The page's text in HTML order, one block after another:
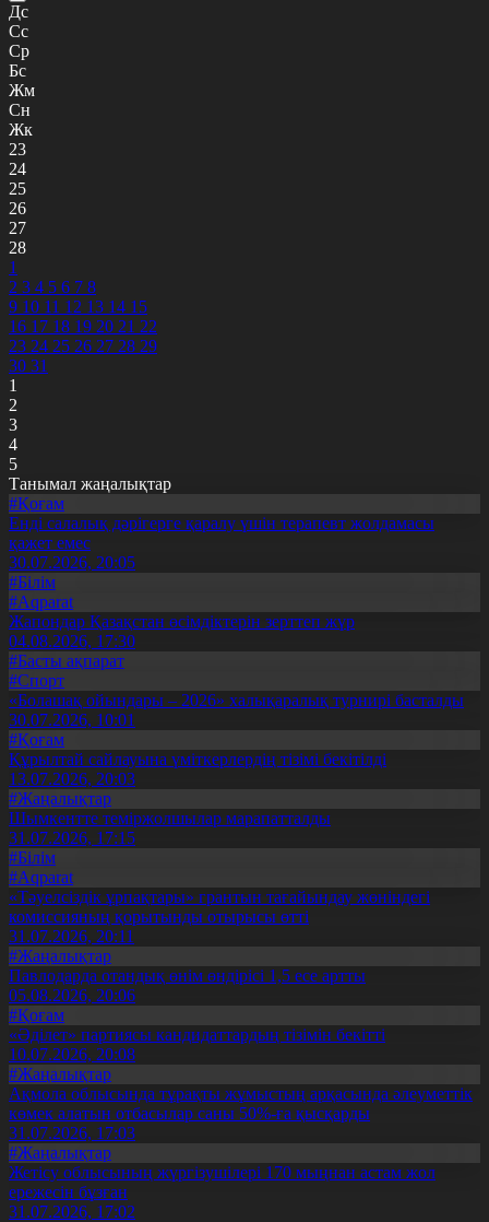
Дс
Сс
Ср
Бс
Жм
Сн
Жк
23
24
25
26
27
28
1
2 3 4 5 6 7 8
9 10 11 12 13 14 15
16 17 18 19 20 21 22
23 24 25 26 27 28 29
30 31
1
2
3
4
5
Танымал жаңалықтар
#Қоғам
Енді салалық дәрігерге қаралу үшін терапевт жолдамасы
қажет емес
30.07.2026, 20:05
#Білім
#Aqparat
Жапондар Қазақстан өсімдіктерін зерттеп жүр
04.08.2026, 17:30
#Басты ақпарат
#Спорт
«Болашақ ойындары – 2026» халықаралық турнирі басталды
30.07.2026, 10:01
#Қоғам
Құрылтай сайлауына үміткерлердің тізімі бекітілді
13.07.2026, 20:03
#Жаңалықтар
Шымкентте теміржолшылар марапатталды
31.07.2026, 17:15
#Білім
#Aqparat
«Тәуелсіздік ұрпақтары» грантын тағайындау жөніндегі
комиссияның қорытынды отырысы өтті
31.07.2026, 20:11
#Жаңалықтар
Павлодарда отандық өнім өндірісі 1,5 есе артты
05.08.2026, 20:06
#Қоғам
«Әділет» партиясы кандидаттардың тізімін бекітті
10.07.2026, 20:08
#Жаңалықтар
Ақмола облысында тұрақты жұмыстың арқасында әлеуметтік
көмек алатын отбасылар саны 50%-ға қысқарды
31.07.2026, 17:03
#Жаңалықтар
Жетісу облысының жүргізушілері 170 мыңнан астам жол
ережесін бұзған
31.07.2026, 17:02